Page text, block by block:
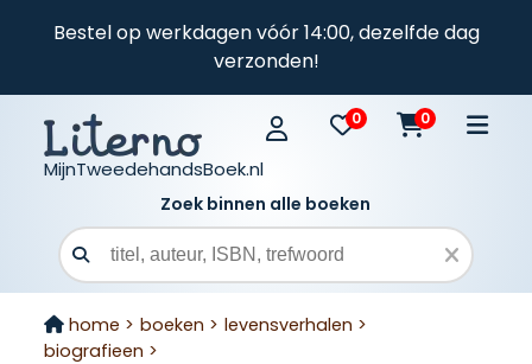
Bestel op werkdagen vóór 14:00, dezelfde dag
verzonden!
MijnTweedehandsBoek.nl
0 0
Zoek binnen alle boeken
Zoekveld
home > boeken > levensverhalen >
biografieen >